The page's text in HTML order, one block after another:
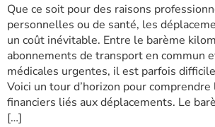
Que ce soit pour des raisons
personnelles ou de santé, les
un coût inévitable. Entre le barème
abonnements de transport en commun
médicales urgentes, il est parfois
Voici un tour d’horizon pour
financiers liés aux déplacements. Le
[…]